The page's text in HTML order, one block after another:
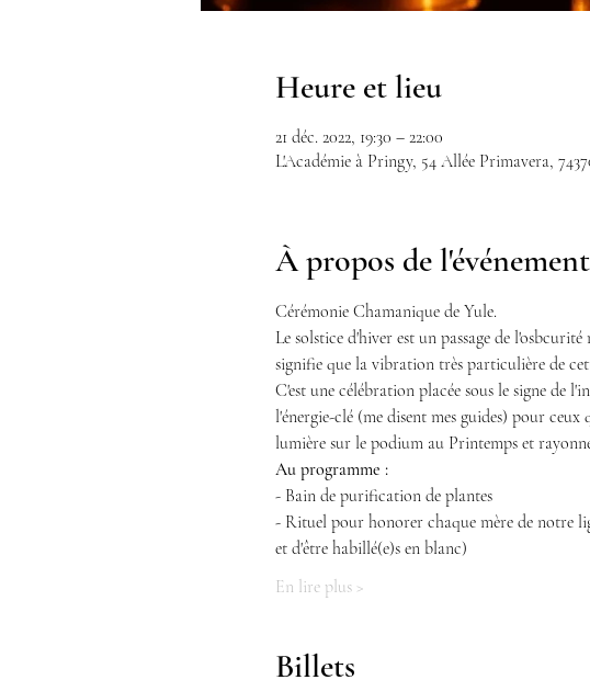
Heure et lieu
21 déc. 2022, 19:30 – 22:00
L'Académie à Pringy, 54 Allée Primavera,
À propos de l'événement
Cérémonie Chamanique de Yule.
Le solstice d'hiver est un passage de
signifie que la vibration très particulière de
C'est une célébration placée sous le signe de
l'énergie-clé (me disent mes guides) pour
lumière sur le podium au Printemps et
Au programme :
- Bain de purification de plantes
- Rituel pour honorer chaque mère de notre
et d'être habillé(e)s en blanc)
En lire plus >
Billets